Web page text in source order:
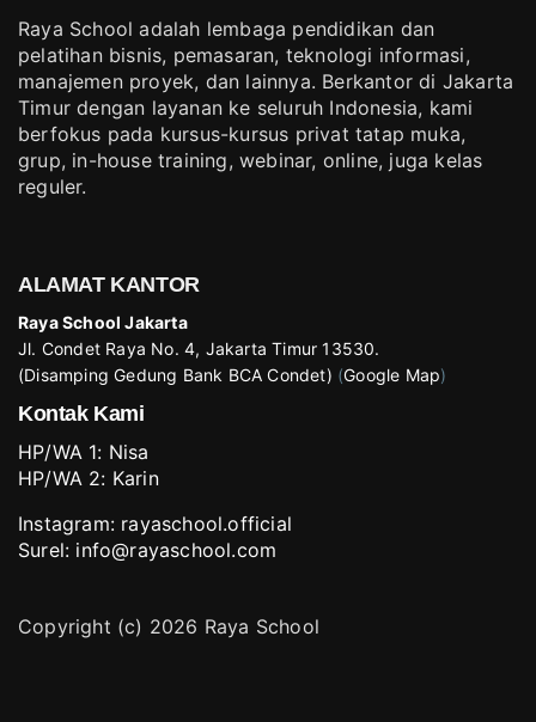
Raya School adalah lembaga pendidikan dan
pelatihan bisnis, pemasaran, teknologi informasi,
manajemen proyek, dan lainnya. Berkantor di Jakarta
Timur dengan layanan ke seluruh Indonesia, kami
berfokus pada kursus-kursus privat tatap muka,
grup, in-house training, webinar, online, juga kelas
reguler.
ALAMAT KANTOR
Raya School Jakarta
Jl. Condet Raya No. 4, Jakarta Timur 13530.
(Disamping Gedung Bank BCA Condet) (Google Map)
Kontak Kami
HP/WA 1: Nisa
HP/WA 2: Karin
Instagram: rayaschool.official
Surel: info@rayaschool.com
Copyright (c) 2026 Raya School